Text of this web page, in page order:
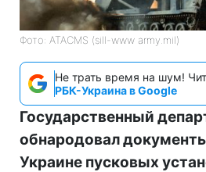
Фото: ATACMS (sill-www army.mil)
Не трать время на шум!
РБК-Украина в Google
Государственный
обнародовал
Украине пусковых